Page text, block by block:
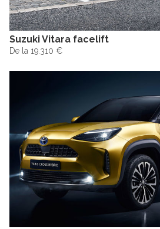
Suzuki Vitara facelift
De la 19.310 €